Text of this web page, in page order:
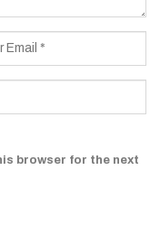
browser for the next